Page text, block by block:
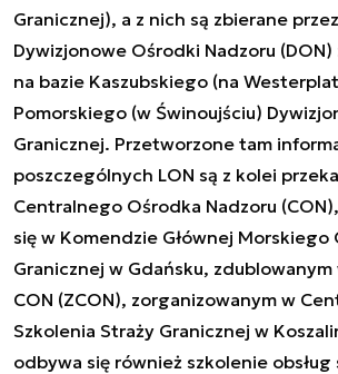
Granicznej), a z nich są zbierane
Dywizjonowe Ośrodki Nadzoru
na bazie Kaszubskiego (na
Pomorskiego (w Świnoujściu)
Granicznej. Przetworzone tam
poszczególnych LON są z kolei
Centralnego Ośrodka Nadzoru
się w Komendzie Głównej Morskiego
Granicznej w Gdańsku,
CON (ZCON), zorganizowanym w
Szkolenia Straży Granicznej w
odbywa się również szkolenie obsług